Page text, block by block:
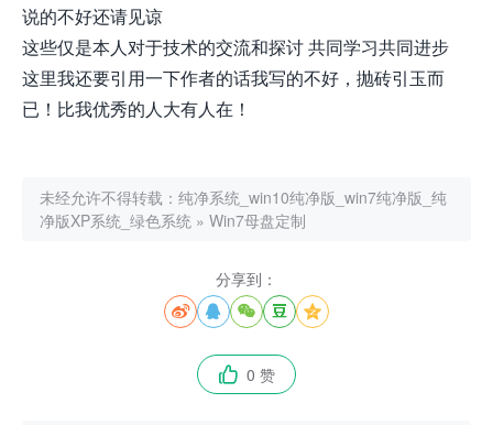
说的不好还请见谅
这些仅是本人对于技术的交流和探讨 共同学习共同进步
这里我还要引用一下作者的话我写的不好，抛砖引玉而
已！比我优秀的人大有人在！
未经允许不得转载： 纯净系统_win10纯净版_win7纯净版_纯
净版XP系统_绿色系统 » Win7母盘定制
分享到：
    
 0 赞